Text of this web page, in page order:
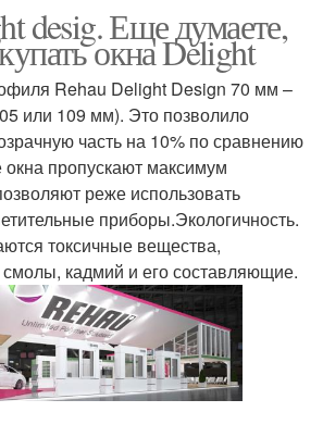
desig. Еще думаете,
окна Delight
Rehau Delight Design 70 мм –
или 109 мм). Это позволило
часть на 10% по сравнению
окна пропускают максимум
реже использовать
приборы.Экологичность.
токсичные вещества,
кадмий и его составляющие.